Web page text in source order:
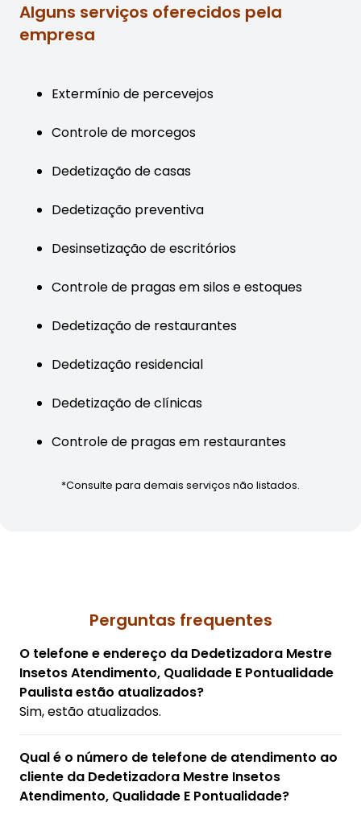
Alguns serviços oferecidos pela
empresa
Extermínio de percevejos
Controle de morcegos
Dedetização de casas
Dedetização preventiva
Desinsetização de escritórios
Controle de pragas em silos e estoques
Dedetização de restaurantes
Dedetização residencial
Dedetização de clínicas
Controle de pragas em restaurantes
*Consulte para demais serviços não listados.
Perguntas frequentes
O telefone e endereço da Dedetizadora Mestre
Insetos Atendimento, Qualidade E Pontualidade
Paulista estão atualizados?
Sim, estão atualizados.
Qual é o número de telefone de atendimento ao
cliente da Dedetizadora Mestre Insetos
Atendimento, Qualidade E Pontualidade?